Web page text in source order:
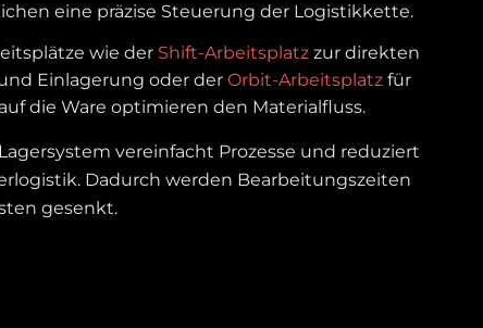
eine präzise Steuerung der Logistikkette.
wie der Shift-Arbeitsplatz zur direkten
Einlagerung oder derOrbit-Arbeitsplatz für
die Ware optimieren den Materialfluss​.
vereinfacht Prozesse und reduziert
Dadurch werden Bearbeitungszeiten
gesenkt.